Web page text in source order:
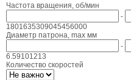
Частота вращения, об/мин
-
1801635309045456000
Диаметр патрона, max мм
-
6.59101213
Количество скоростей